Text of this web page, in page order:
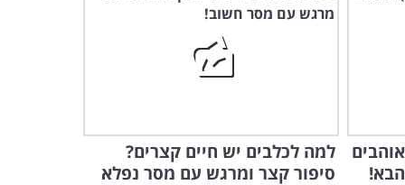
לקט סרטוני הציפורים הזה
אתכם מצחוק
0:29
לעצמו כוס...
למה לכלבים יש חיים קצרים?
סיפור קצר ומרגש עם מסר נפלא